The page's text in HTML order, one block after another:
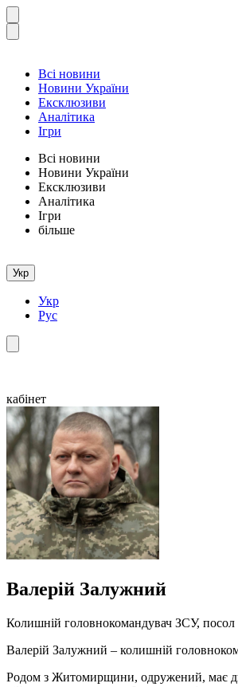
Всі новини
Новини України
Ексклюзиви
Аналітика
Ігри
Всі новини
Новини України
Ексклюзиви
Аналітика
Ігри
більше
Укр
Укр
Рус
кабінет
Валерій Залужний
Колишній головнокомандувач ЗСУ, посол
Валерій Залужний – колишній
Родом з Житомирщини, одружений, має